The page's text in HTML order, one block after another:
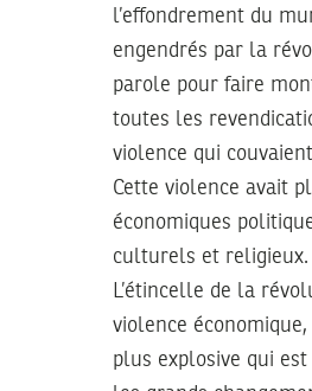
l’effondrement du
engendrés par la
parole pour faire
toutes les
violence qui
Cette violence avait
économiques
culturels et religieux.
L’étincelle de la
violence
plus explosive qui est